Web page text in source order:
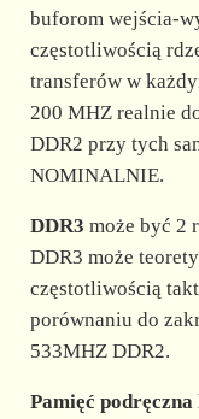
buforom wejścia-
częstotliwością
transferów w
200 MHZ realnie
DDR2 przy tych
NOMINALNIE.
DDR3 może być 2
DDR3 może
częstotliwością
porównaniu do
533MHZ DDR2.
Pamięć